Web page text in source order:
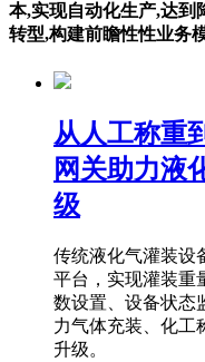
本,实现自动化生产,达到
转型,构建前瞻性性业务
从人工称重
网关助力液
级
传统液化气灌装设
平台，实现灌装重
数设置、设备状态
力气体充装、化工
升级。